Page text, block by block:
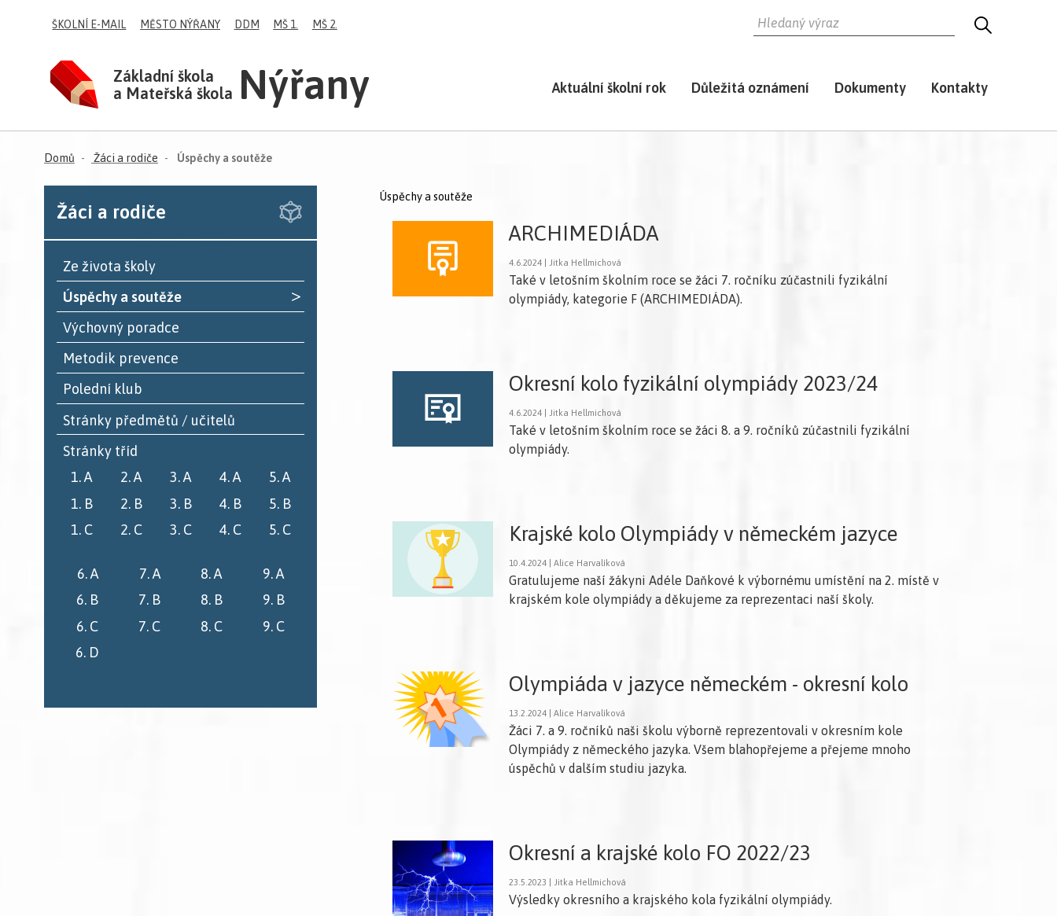
ŠKOLNÍ E-MAIL MĚSTO NÝŘANY DDM MŠ 1. MŠ 2. HLEDAT
Základní škola
a Mateřská škola Nýřany Aktuální školní rok Důležitá oznámení Dokumenty Kontakty
Domů Žáci a rodiče Úspěchy a soutěže(aktuální)
Žáci a rodiče
Ze života školy
Úspěchy a soutěže
>
Výchovný poradce
Metodik prevence
Polední klub
Stránky předmětů / učitelů
Stránky tříd
1. A
1. B
1. C
2. A
2. B
2. C
3. A
3. B
3. C
4. A
4. B
4. C
5. A
5. B
5. C
6. A
6. B
6. C
6. D
7. A
7. B
7. C
8. A
8. B
8. C
9. A
9. B
9. C
Úspěchy a soutěže
ARCHIMEDIÁDA
4.6.2024 | Jitka Hellmichová
Také v letošním školním roce se žáci 7. ročníku zúčastnili fyzikální
olympiády, kategorie F (ARCHIMEDIÁDA).
Okresní kolo fyzikální olympiády 2023/24
4.6.2024 | Jitka Hellmichová
Také v letošním školním roce se žáci 8. a 9. ročníků zúčastnili fyzikální
olympiády.
Krajské kolo Olympiády v německém jazyce
10.4.2024 | Alice Harvalíková
Gratulujeme naší žákyni Adéle Daňkové k výbornému umístění na 2. místě v
krajském kole olympiády a děkujeme za reprezentaci naší školy.
Olympiáda v jazyce německém - okresní kolo
13.2.2024 | Alice Harvalíková
Žáci 7. a 9. ročníků naši školu výborně reprezentovali v okresním kole
Olympiády z německého jazyka. Všem blahopřejeme a přejeme mnoho
úspěchů v dalším studiu jazyka.
Okresní a krajské kolo FO 2022/23
23.5.2023 | Jitka Hellmichová
Výsledky okresního a krajského kola fyzikální olympiády.